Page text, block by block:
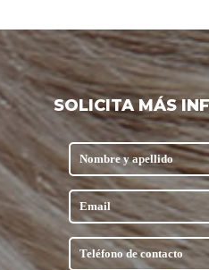
SOLICITA MÁS